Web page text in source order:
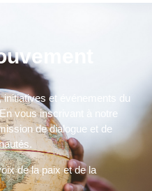
et événements du
vous inscrivant à notre
de dialogue et de
de la paix et de la